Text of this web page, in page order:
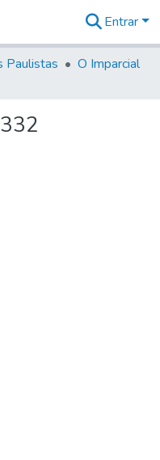
Entrar
Paulistas
O Imparcial